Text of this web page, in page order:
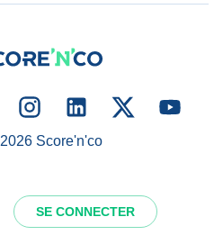
SE CONNECTER
2026Score'n'co